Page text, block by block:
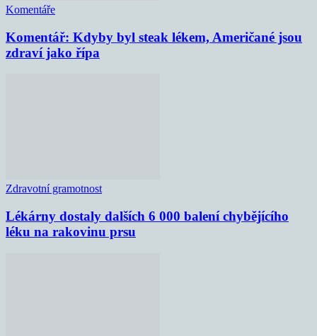
Komentáře
Komentář: Kdyby byl steak lékem, Američané jsou
zdraví jako řípa
Zdravotní gramotnost
Lékárny dostaly dalších 6 000 balení chybějícího
léku na rakovinu prsu